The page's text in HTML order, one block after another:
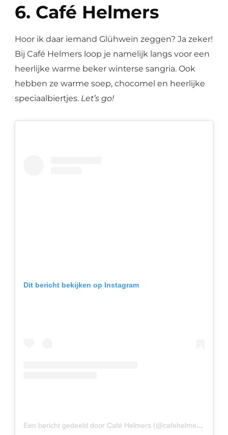
6. Café Helmers
Hoor ik daar iemand Glühwein zeggen? Ja zeker!
Bij Café Helmers loop je namelijk langs voor een
heerlijke warme beker winterse sangria. Ook
hebben ze warme soep, chocomel en heerlijke
speciaalbiertjes. Let’s go!
Dit bericht bekijken op Instagram
Een bericht gedeeld door Café Helmers (@cafehelmers)